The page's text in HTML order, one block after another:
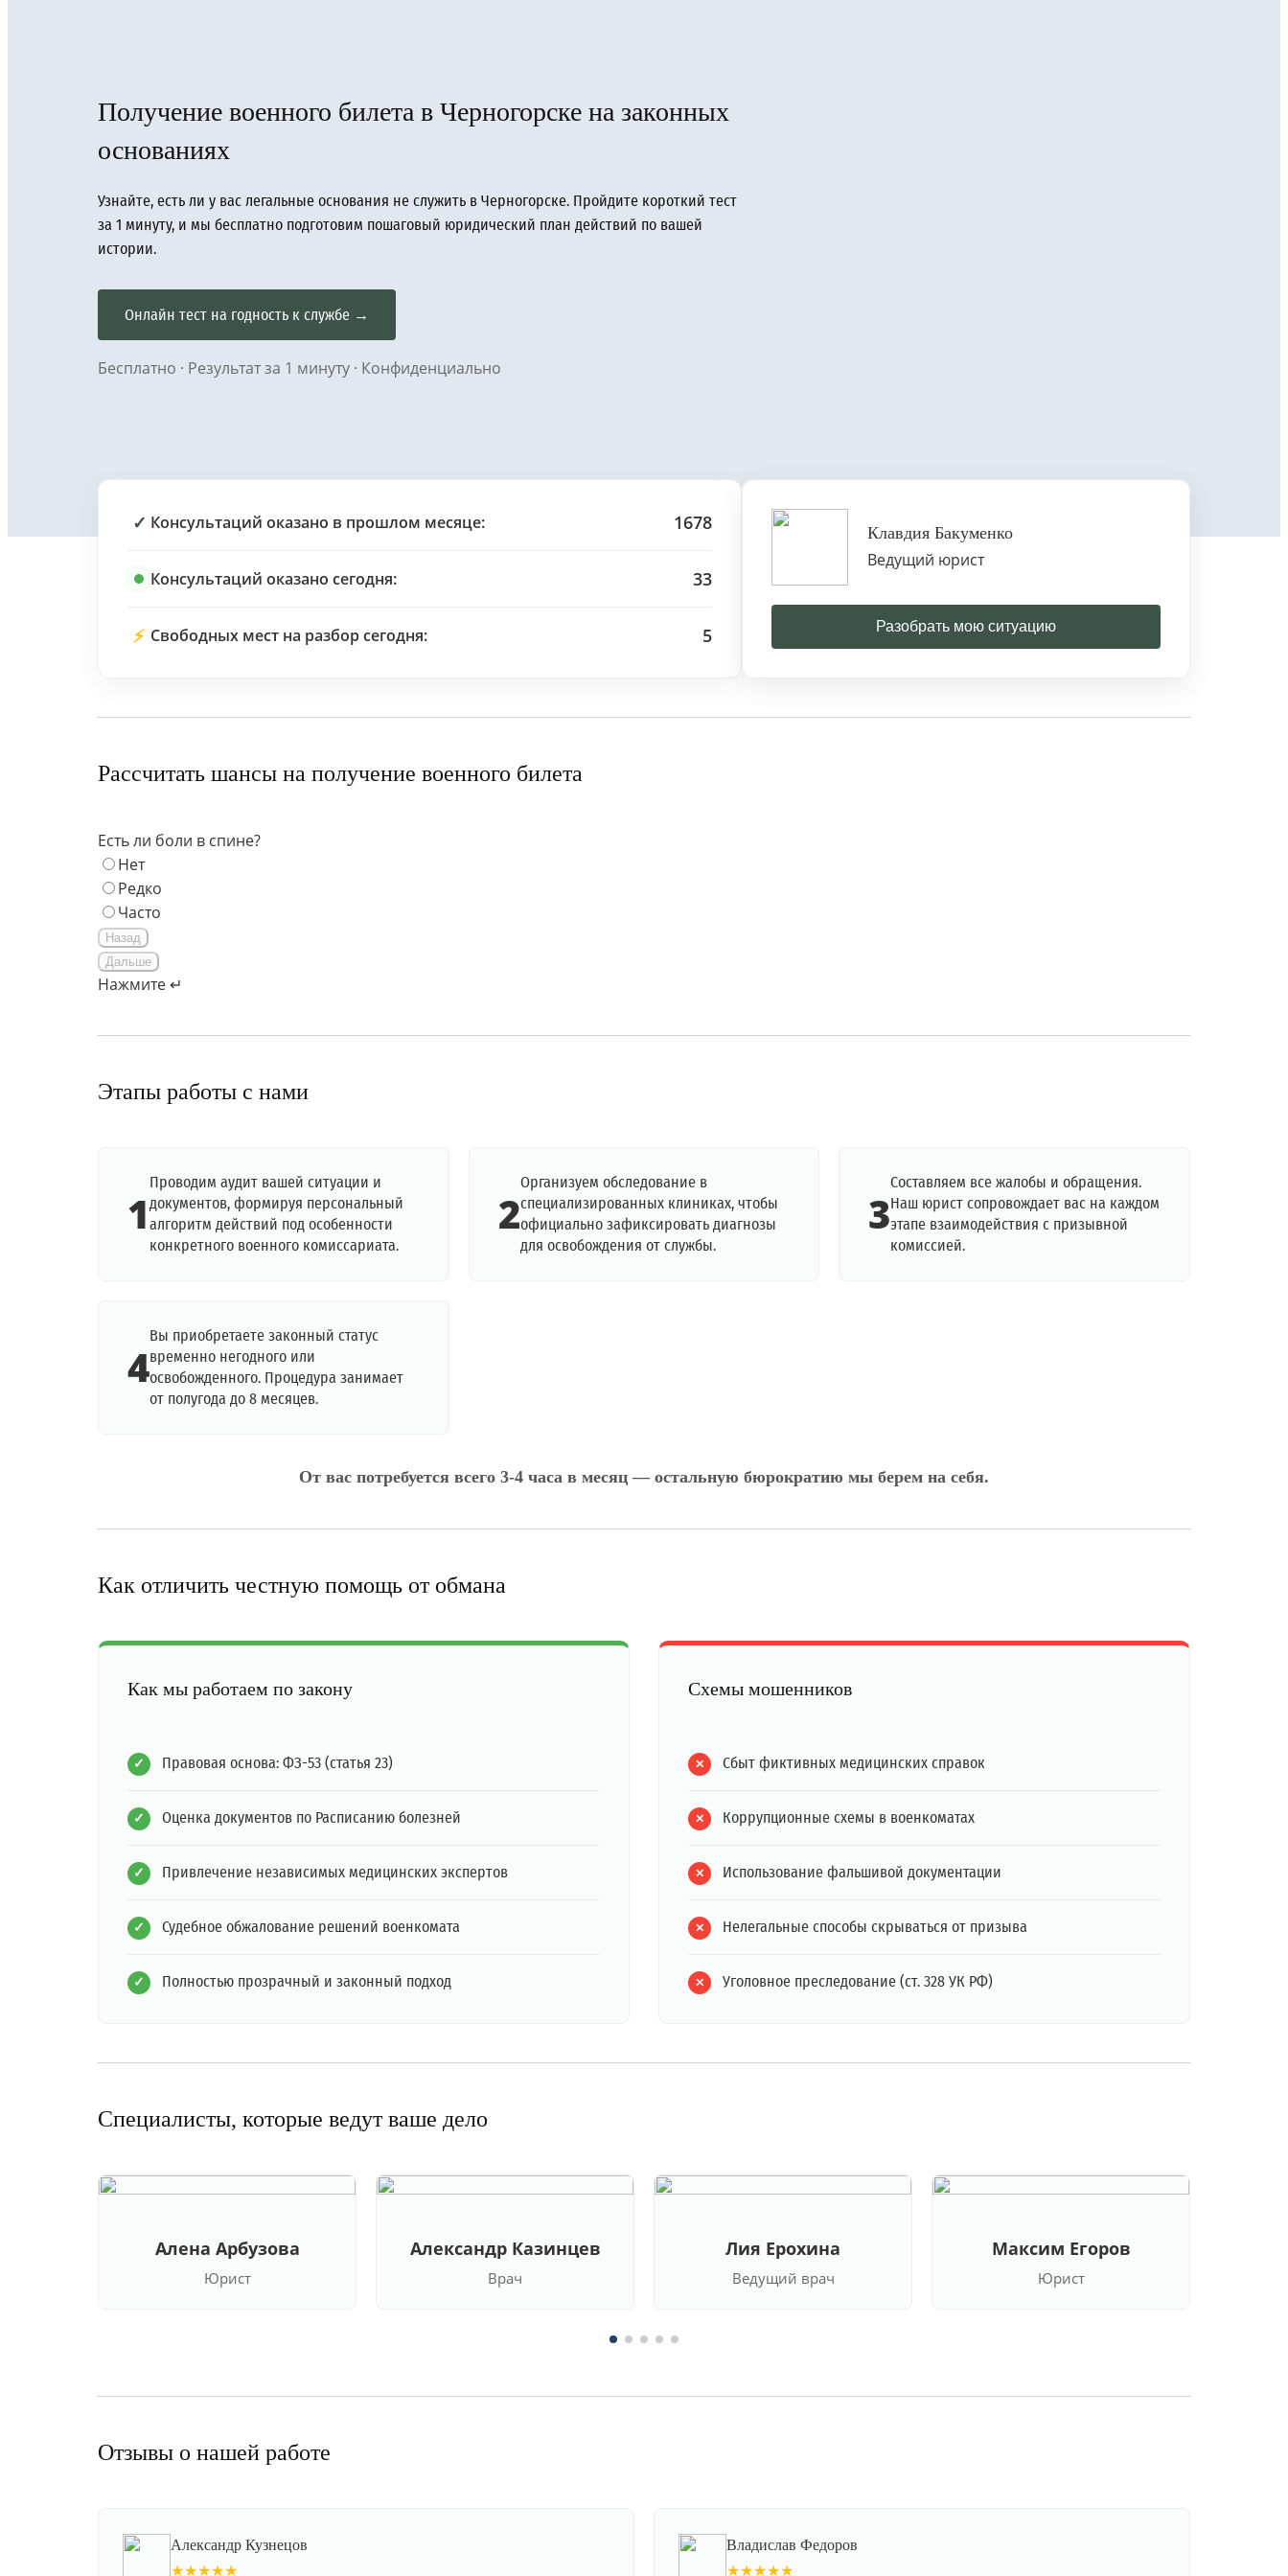
Получение военного билета в Черногорске на законных
основаниях
Узнайте, есть ли у вас легальные основания не служить в Черногорске. Пройдите короткий тест
за 1 минуту, и мы бесплатно подготовим пошаговый юридический план действий по вашей
истории.
Онлайн тест на годность к службе →
Бесплатно · Результат за 1 минуту · Конфиденциально
✓ Консультаций оказано в прошлом месяце: 1678
Консультаций оказано сегодня: 33
⚡ Свободных мест на разбор сегодня: 5
Клавдия Бакуменко
Ведущий юрист
Разобрать мою ситуацию
Рассчитать шансы на получение военного билета
Есть ли боли в спине?
Нет
Редко
Часто
Назад
Дальше
Нажмите ↵
Этапы работы с нами
1
Проводим аудит вашей ситуации и
документов, формируя персональный
алгоритм действий под особенности
конкретного военного комиссариата.
2
Организуем обследование в
специализированных клиниках, чтобы
официально зафиксировать диагнозы
для освобождения от службы.
3
Составляем все жалобы и обращения.
Наш юрист сопровождает вас на каждом
этапе взаимодействия с призывной
комиссией.
4
Вы приобретаете законный статус
временно негодного или
освобожденного. Процедура занимает
от полугода до 8 месяцев.
От вас потребуется всего 3-4 часа в месяц — остальную бюрократию мы берем на себя.
Как отличить честную помощь от обмана
Как мы работаем по закону
Правовая основа: ФЗ-53 (статья 23)
Оценка документов по Расписанию болезней
Привлечение независимых медицинских экспертов
Судебное обжалование решений военкомата
Полностью прозрачный и законный подход
Схемы мошенников
Сбыт фиктивных медицинских справок
Коррупционные схемы в военкоматах
Использование фальшивой документации
Нелегальные способы скрываться от призыва
Уголовное преследование (ст. 328 УК РФ)
Специалисты, которые ведут ваше дело
Алена Арбузова
Юрист
Александр Казинцев
Врач
Лия Ерохина
Ведущий врач
Максим Егоров
Юрист
Отзывы о нашей работе
Александр Кузнецов
★★★★★
Владислав Федоров
★★★★★